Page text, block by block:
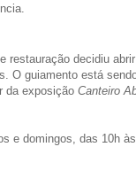
restauração decidiu
O guiamento está
da exposição Canteiro
e domingos, das 10h